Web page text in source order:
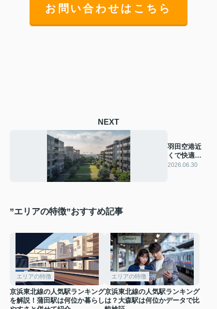
お問い合わせはこちら
NEXT
羽田空港近
くで快適な
賃貸生活を
2026.06.30
”エリアの特徴”おすすめ記事
エリアの特徴
京浜東北線の人気駅ランキング
を解説！蒲田駅は何位か暮らし
エリアの特徴
京浜東北線の人気駅ランキング
は？大森駅は何位かデータで比